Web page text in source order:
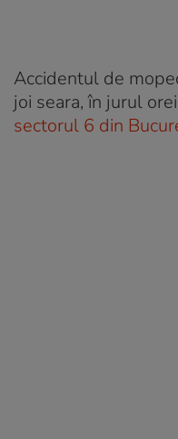
Accidentul de
joi seara, în jurul
sectorul 6 din